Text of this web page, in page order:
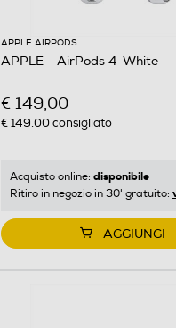
APPLE AIRPODS
APPLE - AirPods 4-White
€ 149,00
€ 149,00consigliato
Acquisto online: disponibile
Ritiro in negozio in 30' gratuito:
AGGIUNGI